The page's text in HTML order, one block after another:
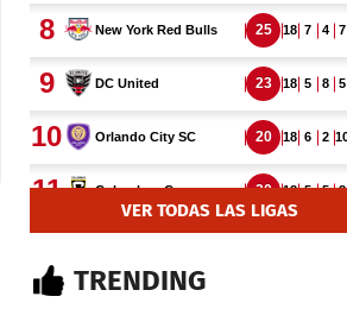
VER TODAS LAS LIGAS
TRENDING